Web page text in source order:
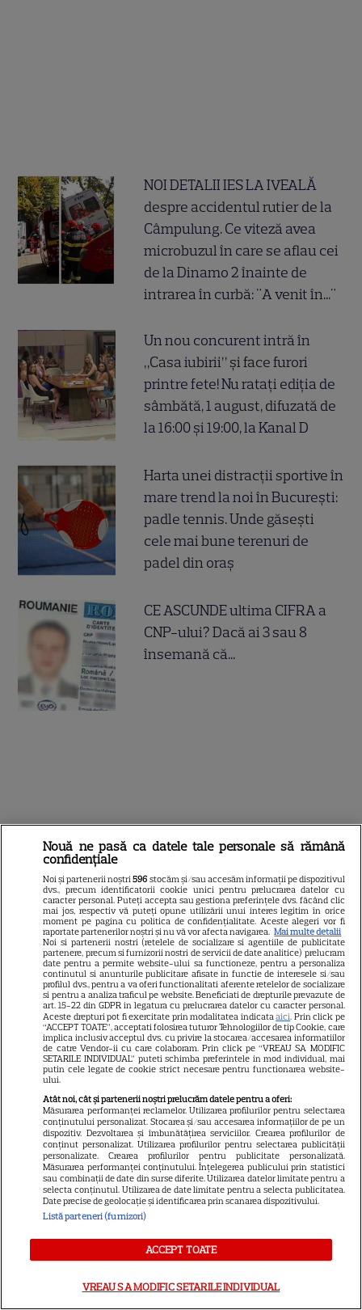
NOI DETALII IES LA IVEALĂ
despre accidentul rutier de la
Câmpulung. Ce viteză avea
microbuzul în care se aflau cei
de la Dinamo 2 înainte de
intrarea în curbă: "A venit în..."
Un nou concurent intră în
„Casa iubirii” și face furori
printre fete! Nu ratați ediția de
sâmbătă, 1 august, difuzată de
la 16:00 și 19:00, la Kanal D
Harta unei distracții sportive în
mare trend la noi în București:
padle tennis. Unde găsești
cele mai bune terenuri de
padel din oraș
CE ASCUNDE ultima CIFRA a
CNP-ului? Dacă ai 3 sau 8
însemană că...
DIN ACEEAȘI CATEGORIE
Josh Hartnett revine pe Netflix
în thrillerul „Below”! Noutăți
majore despre premiile Emmy
și noul serial Dan Brown
ȘTIRI
25 de ani de la lansarea
filmului „Stăpânul inelelor:
Frăția Inelului”! Cum a creat
Nouă ne pasă ca datele tale personale să rămână
confidențiale
Noi și partenerii noștri596 stocăm și/sau accesăm informații pe dispozitivul
dvs., precum identificatorii cookie unici pentru prelucrarea datelor cu
caracter personal. Puteți accepta sau gestiona preferințele dvs. făcând clic
mai jos, respectiv vă puteți opune utilizării unui interes legitim în orice
moment pe pagina cu politica de confidențialitate. Aceste alegeri vor fi
raportate partenerilor noștri și nu vă vor afecta navigarea. Mai multe detalii
Noi si partenerii nostri (retelele de socializare si agentiile de publicitate
partenere, precum si furnizorii nostri de servicii de date analitice) prelucram
date pentru a permite website-ului sa functioneze, pentru a personaliza
continutul si anunturile publicitare afisate in functie de interesele si/sau
profilul dvs., pentru a va oferi functionalitati aferente retelelor de socializare
si pentru a analiza traficul pe website. Beneficiati de drepturile prevazute de
art. 15-22 din GDPR in legatura cu prelucrarea datelor cu caracter personal.
Aceste drepturi pot fi exercitate prin modalitatea indicataaici. Prin click pe
“ACCEPT TOATE”, acceptati folosirea tuturor Tehnologiilor de tip Cookie, care
implica inclusiv acceptul dvs. cu privire la stocarea/accesarea informatiilor
de catre Vendor-ii cu care colaboram. Prin click pe “VREAU SA MODIFIC
SETARILE INDIVIDUAL” puteti schimba preferintele in mod individual, mai
putin cele legate de cookie strict necesare pentru functionarea website-
ului.
Atât noi, cât și partenerii noștri prelucrăm datele pentru a oferi:
Măsurarea performanței reclamelor. Utilizarea profilurilor pentru selectarea
conținutului personalizat. Stocarea și/sau accesarea informațiilor de pe un
dispozitiv. Dezvoltarea și îmbunătățirea serviciilor. Crearea profilurilor de
conținut personalizat. Utilizarea profilurilor pentru selectarea publicității
personalizate. Crearea profilurilor pentru publicitate personalizată.
Măsurarea performanței conținutului. Înțelegerea publicului prin statistici
sau combinații de date din surse diferite. Utilizarea datelor limitate pentru a
selecta conținutul. Utilizarea de date limitate pentru a selecta publicitatea.
Date precise de geolocație și identificarea prin scanarea dispozitivului.
Listă parteneri (furnizori)
ACCEPT TOATE
VREAU SA MODIFIC SETARILE INDIVIDUAL